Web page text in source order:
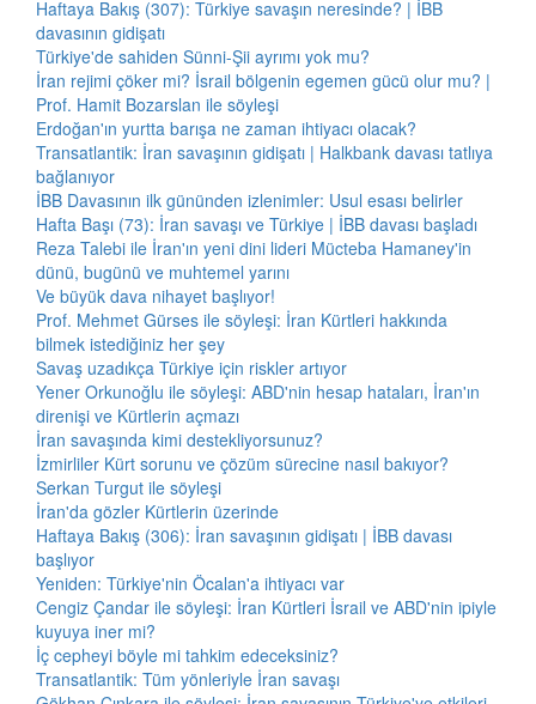
Haftaya Bakış (307): Türkiye savaşın neresinde? | İBB
davasının gidişatı
Türkiye'de sahiden Sünni-Şii ayrımı yok mu?
İran rejimi çöker mi? İsrail bölgenin egemen gücü olur mu? |
Prof. Hamit Bozarslan ile söyleşi
Erdoğan'ın yurtta barışa ne zaman ihtiyacı olacak?
Transatlantik: İran savaşının gidişatı | Halkbank davası tatlıya
bağlanıyor
İBB Davasının ilk gününden izlenimler: Usul esası belirler
Hafta Başı (73): İran savaşı ve Türkiye | İBB davası başladı
Reza Talebi ile İran'ın yeni dini lideri Mücteba Hamaney'in
dünü, bugünü ve muhtemel yarını
Ve büyük dava nihayet başlıyor!
Prof. Mehmet Gürses ile söyleşi: İran Kürtleri hakkında
bilmek istediğiniz her şey
Savaş uzadıkça Türkiye için riskler artıyor
Yener Orkunoğlu ile söyleşi: ABD'nin hesap hataları, İran'ın
direnişi ve Kürtlerin açmazı
İran savaşında kimi destekliyorsunuz?
İzmirliler Kürt sorunu ve çözüm sürecine nasıl bakıyor?
Serkan Turgut ile söyleşi
İran'da gözler Kürtlerin üzerinde
Haftaya Bakış (306): İran savaşının gidişatı | İBB davası
başlıyor
Yeniden: Türkiye'nin Öcalan'a ihtiyacı var
Cengiz Çandar ile söyleşi: İran Kürtleri İsrail ve ABD'nin ipiyle
kuyuya iner mi?
İç cepheyi böyle mi tahkim edeceksiniz?
Transatlantik: Tüm yönleriyle İran savaşı